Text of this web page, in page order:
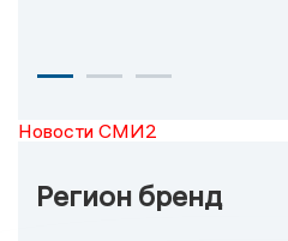
Новости СМИ2
Регион бренд